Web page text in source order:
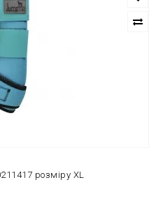
розміру XL